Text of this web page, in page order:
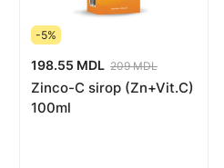
-5%
198.55 MDL 209 MDL
Zinco-C sirop (Zn+Vit.C)
100ml